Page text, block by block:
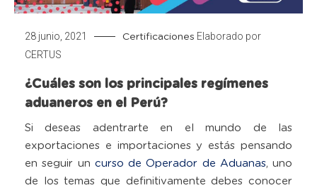
28 junio, 2021 Certificaciones Elaborado por
CERTUS
¿Cuáles son los principales regímenes
aduaneros en el Perú?
Si deseas adentrarte en el mundo de las
exportaciones e importaciones y estás pensando
en seguir un curso de Operador de Aduanas, uno
de los temas que definitivamente debes conocer